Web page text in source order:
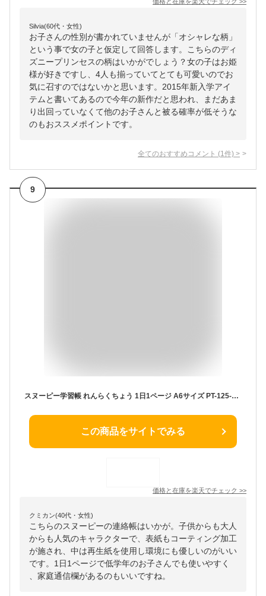
価格と在庫を楽天でチェック >>
Silvia(60代・女性)
お子さんの性別が書かれていませんが「オシャレな柄」
という事で女の子と仮定して回答します。こちらのディ
ズニープリンセスの柄はいかがでしょう？女の子はお姫
様が好きですし、4人も揃っていてとても可愛いのでお
気に召すのではないかと思います。2015年新入学アイ
テムと書いてあるので今年の新作だと思われ、まだあま
り出回っていなくて他のお子さんと被る確率が低そうな
のもおススメポイントです。
全てのおすすめコメント (1 件) >
9
スヌーピー学習帳 れんらくちょう 1日1ページ A6サイズ PT-125-2 10冊セット 連絡帳 勉強 学校 小学校 新学期 入学 キャラクター - メール便不可
この商品をサイトでみる
価格と在庫を楽天でチェック >>
クミカン(40代・女性)
こちらのスヌーピーの連絡帳はいかが。子供からも大人
からも人気のキャラクターで、表紙もコーティング加工
が施され、中は再生紙を使用し環境にも優しいのがいい
です。1日1ページで低学年のお子さんでも使いやすく
、家庭通信欄があるのもいいですね。